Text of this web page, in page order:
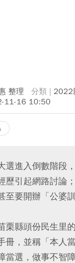
整理 2022
11-16 10:50
選進入倒數階段
歷引起網路討論
至要開辦「公婆
栗縣頭份民生里
冊，並稱「本人
當選，做事不智